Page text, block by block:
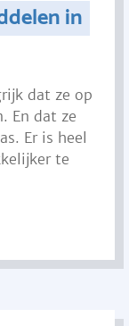
in
dat ze op
En dat ze
Er is heel
te